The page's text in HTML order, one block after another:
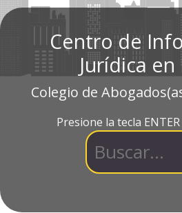
Centro de
Jurídica en
Colegio de
Presione la tecla